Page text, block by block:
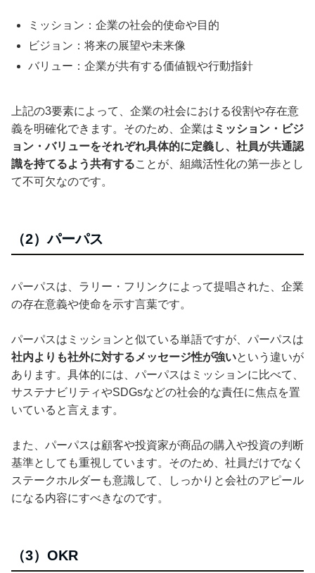
ミッション：企業の社会的使命や目的
ビジョン：将来の展望や未来像
バリュー：企業が共有する価値観や行動指針
上記の3要素によって、企業の社会における役割や存在意
義を明確化できます。そのため、企業は ミッション・ビジ
ョン・バリューをそれぞれ具体的に定義し、社員が共通認
識を持てるよう共有することが、組織活性化の第一歩とし
て不可欠なのです。
（2）パーパス
パーパスは、ラリー・フリンクによって提唱された、企業
の存在意義や使命を示す言葉です。
パーパスはミッションと似ている単語ですが、パーパスは
社内よりも社外に対するメッセージ性が強いという違いが
あります。具体的には、パーパスはミッションに比べて、
サステナビリティやSDGsなどの社会的な責任に焦点を置
いていると言えます。
また、パーパスは顧客や投資家が商品の購入や投資の判断
基準としても重視しています。そのため、社員だけでなく
ステークホルダーも意識して、しっかりと会社のアピール
になる内容にすべきなのです。
（3）OKR